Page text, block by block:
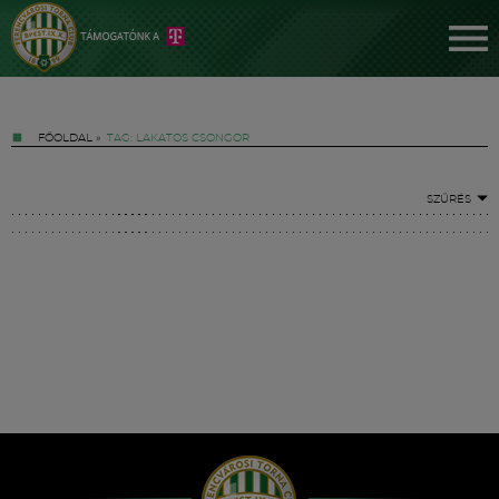
FŐOLDAL » TAG: LAKATOS CSONGOR
SZŰRÉS
Hírek